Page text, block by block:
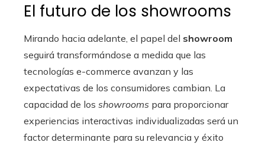
El futuro de los showrooms
Mirando hacia adelante, el papel del showroom
seguirá transformándose a medida que las
tecnologías e-commerce avanzan y las
expectativas de los consumidores cambian. La
capacidad de los showrooms para proporcionar
experiencias interactivas individualizadas será un
factor determinante para su relevancia y éxito